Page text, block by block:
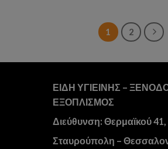
1 2
ΕΙΔΗ ΥΓΙΕΙΝΗΣ –
ΕΞΟΠΛΙΣΜΟΣ
Διεύθυνση: Θερμαϊκού 41,
Σταυρούπολη –